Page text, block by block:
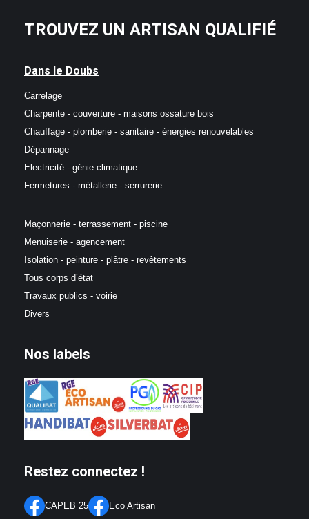
TROUVEZ UN ARTISAN QUALIFIÉ
Dans le Doubs
Carrelage
Charpente - couverture - maisons ossature bois
Chauffage - plomberie - sanitaire - énergies renouvelables
Dépannage
Electricité - génie climatique
Fermetures - métallerie - serrurerie
Maçonnerie - terrassement - piscine
Menuiserie - agencement
Isolation - peinture - plâtre - revêtements
Tous corps d’état
Travaux publics - voirie
Divers
Nos labels
Restez connectez !
CAPEB 25 Eco Artisan